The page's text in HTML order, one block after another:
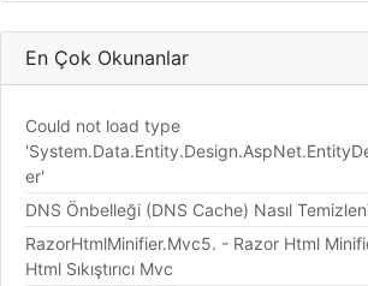
En Çok Okunanlar
Could not load type
er'
DNS Önbelleği (DNS Cache) Nasıl
RazorHtmlMinifier.Mvc5. - Razor Html
Html Sıkıştırıcı Mvc